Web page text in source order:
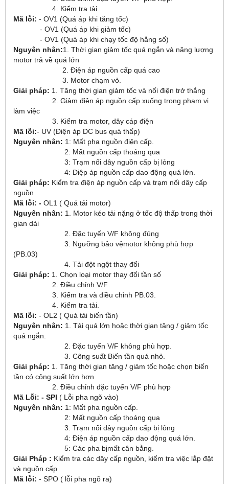
4. Kiểm tra tải.
Mã lỗi: - OV1 (Quá áp khi tăng tốc)
- OV1 (Quá áp khi giảm tốc)
- OV1 (Quá áp khi chạy tốc độ hằng số)
Nguyên nhân:1. Thời gian giảm tốc quá ngắn và năng lượng
motor trả về quá lớn
2. Điện áp nguồn cấp quá cao
3. Motor chạm vỏ.
Giải pháp: 1. Tăng thời gian giảm tốc và nối điện trở thắng
2. Giảm điện áp nguồn cấp xuống trong phạm vi
làm việc
3. Kiểm tra motor, dây cáp điện
Mã lỗi:- UV (Điện áp DC bus quá thấp)
Nguyên nhân: 1: Mất pha nguồn điện cấp.
2: Mất nguồn cấp thoáng qua
3: Trạm nối dây nguồn cấp bị lỏng
4: Điệp áp nguồn cấp dao động quá lớn.
Giải pháp: Kiểm tra điện áp nguồn cấp và trạm nối dây cấp
nguồn
Mã lỗi: - OL1 ( Quá tải motor)
Nguyên nhân: 1. Motor kéo tải nặng ở tốc độ thấp trong thời
gian dài
2. Đặc tuyến V/F không đúng
3. Ngưỡng bảo vệmotor không phù hợp
(PB.03)
4. Tải đột ngột thay đổi
Giải pháp: 1. Chọn loại motor thay đổi tần số
2. Điều chỉnh V/F
3. Kiểm tra và điều chỉnh PB.03.
4. Kiểm tra tải.
Mã lỗi: - OL2 ( Quá tải biến tần)
Nguyên nhân: 1. Tải quá lớn hoặc thời gian tăng / giảm tốc
quá ngắn.
2. Đặc tuyến V/F không phù hợp.
3. Công suất Biến tần quá nhỏ.
Giải pháp: 1. Tăng thời gian tăng / giảm tốc hoặc chọn biến
tần có công suất lớn hơn
2. Điều chỉnh đặc tuyến V/F phù hợp
Mã Lỗi: - SPI ( Lỗi pha ngõ vào)
Nguyên nhân: 1: Mất pha nguồn cấp.
2: Mất nguồn cấp thoáng qua
3: Trạm nối dây nguồn cấp bị lỏng
4: Điện áp nguồn cấp dao động quá lớn.
5: Các pha bịmất cân bằng.
Giải Pháp : Kiểm tra các dây cấp nguồn, kiểm tra việc lắp đặt
và nguồn cấp
Mã lỗi: - SPO ( lỗi pha ngõ ra)